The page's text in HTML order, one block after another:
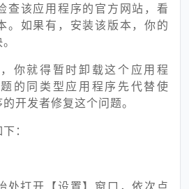
查该应用程序的官方网站，看
。如果有，安装该版本，你的
你就得暂时卸载这个应用程
的同类型应用程序先代替使
开发者修复这个问题。
：